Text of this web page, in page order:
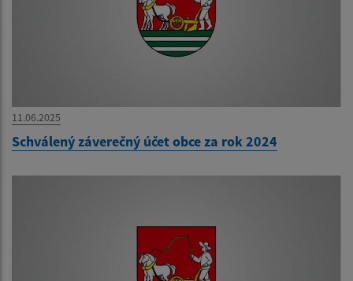
11.06.2025
Schválený záverečný účet obce za rok 2024